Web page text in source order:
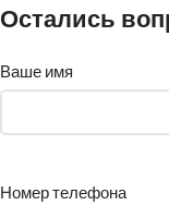
Остались
Ваше имя
Номер телефона